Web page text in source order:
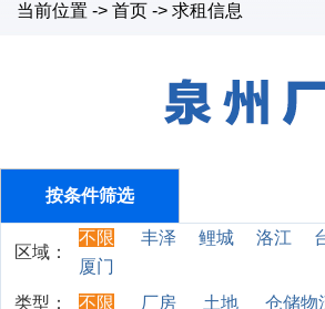
当前位置 -> 首页 -> 求租信息
按条件筛选
区域：
不限 丰泽 鲤城 洛江
厦门
类型：
不限 厂房 土地 仓储物